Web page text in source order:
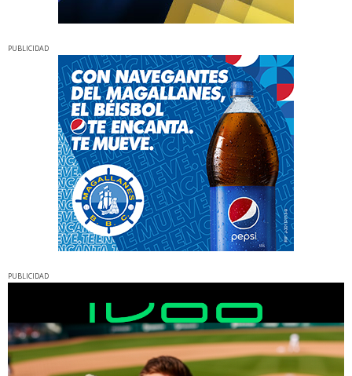
PUBLICIDAD
PUBLICIDAD